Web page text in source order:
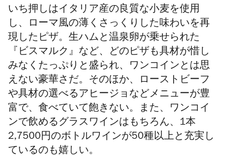
いち押しはイタリア産の良質な小麦を使用
し、ローマ風の薄くさっくりした味わいを再
現したピザ。 生ハムと 温泉卵が乗せられた
『ビスマルク』など、
どのピザも具材が惜し
みなくたっぷりと盛られ、ワンコインとは思
えない豪華さだ。そのほか、ローストビーフ
や具材の選べるアヒージョなど メニューが豊
富で、食べていて飽きない。
また、ワンコイ
ンで飲めるグラスワインはもちろん、1本
2,7500円のボトルワインが50種以上と充実し
ているのも嬉しい。